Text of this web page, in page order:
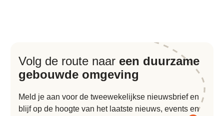
Volg de route naar een duurzame
gebouwde omgeving
Meld je aan voor de tweewekelijkse nieuwsbrief en
blijf op de hoogte van het laatste nieuws, events en